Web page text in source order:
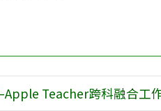
Teacher跨科融合工